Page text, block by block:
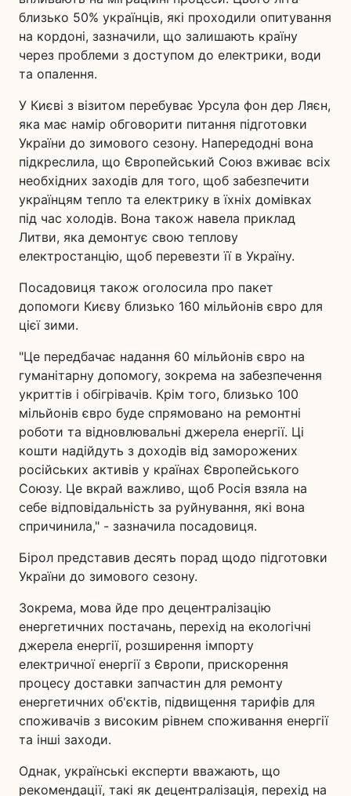
близько 50% українців, які проходили опитування
на кордоні, зазначили, що залишають країну
через проблеми з доступом до електрики, води
та опалення.
У Києві з візитом перебуває Урсула фон дер Ляєн,
яка має намір обговорити питання підготовки
України до зимового сезону. Напередодні вона
підкреслила, що Європейський Союз вживає всіх
необхідних заходів для того, щоб забезпечити
українцям тепло та електрику в їхніх домівках
під час холодів. Вона також навела приклад
Литви, яка демонтує свою теплову
електростанцію, щоб перевезти її в Україну.
Посадовиця також оголосила про пакет
допомоги Києву близько 160 мільйонів євро для
цієї зими.
"Це передбачає надання 60 мільйонів євро на
гуманітарну допомогу, зокрема на забезпечення
укриттів і обігрівачів. Крім того, близько 100
мільйонів євро буде спрямовано на ремонтні
роботи та відновлювальні джерела енергії. Ці
кошти надійдуть з доходів від заморожених
російських активів у країнах Європейського
Союзу. Це вкрай важливо, щоб Росія взяла на
себе відповідальність за руйнування, які вона
спричинила," - зазначила посадовиця.
Бірол представив десять порад щодо підготовки
України до зимового сезону.
Зокрема, мова йде про децентралізацію
енергетичних постачань, перехід на екологічні
джерела енергії, розширення імпорту
електричної енергії з Європи, прискорення
процесу доставки запчастин для ремонту
енергетичних об'єктів, підвищення тарифів для
споживачів з високим рівнем споживання енергії
та інші заходи.
Однак, українські експерти вважають, що
рекомендації, такі як децентралізація, перехід на